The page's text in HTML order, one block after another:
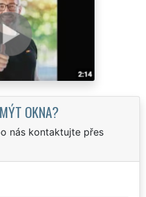
OKNA?
nás kontaktujte přes